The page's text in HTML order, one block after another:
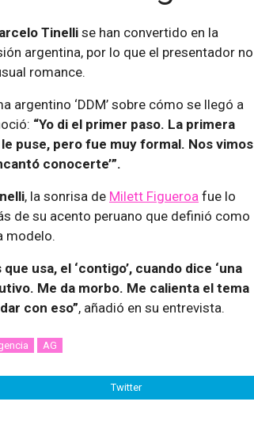
Tinelli se han convertido en la
argentina, por lo que el presentador no
romance.
argentino ‘DDM’ sobre cómo se llegó a
“Yo di el primer paso. La primera
puse, pero fue muy formal. Nos vimos
conocerte’”.
, la sonrisa de Milett Figueroa fue lo
de su acento peruano que definió como
modelo.
usa, el ‘contigo’, cuando dice ‘una
Me da morbo. Me calienta el tema
con eso”, añadió en su entrevista.
AG
Twitter